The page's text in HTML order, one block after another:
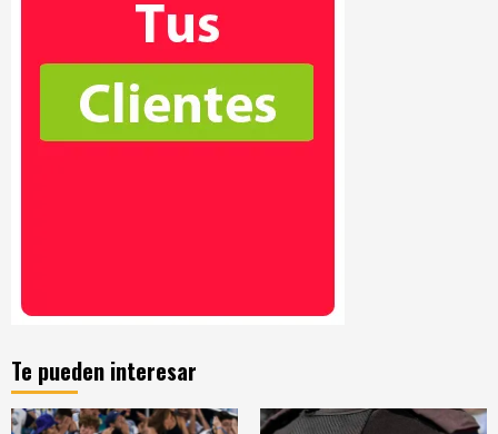
Te pueden interesar